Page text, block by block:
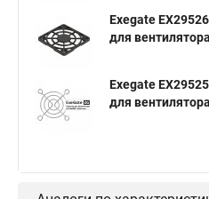
Exegate
для
Exegate
для